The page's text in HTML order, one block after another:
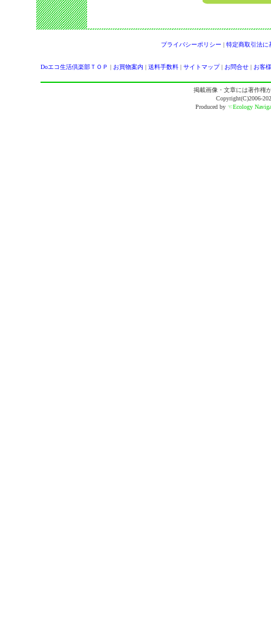
プライバシーポリシー | 特定商取引法に
Doエコ生活倶楽部ＴＯＰ | お買物案内 | 送料手数料 | サイトマップ| お問合せ | お客
掲載画像・文章には著作権
Copyright(C)2006-
Produced by ☜Ecology